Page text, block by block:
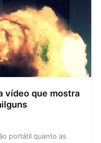
vídeo que mostra
portátil quanto as